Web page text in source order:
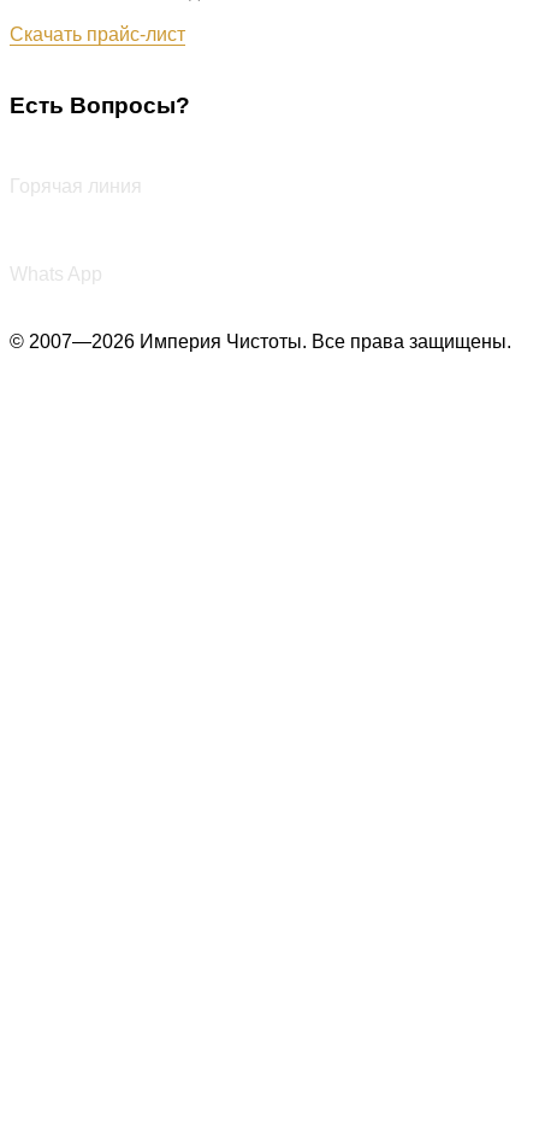
Скачать прайс-лист
Есть Вопросы?
Горячая линия
Whats App
© 2007—2026 Империя Чистоты. Все права защищены.